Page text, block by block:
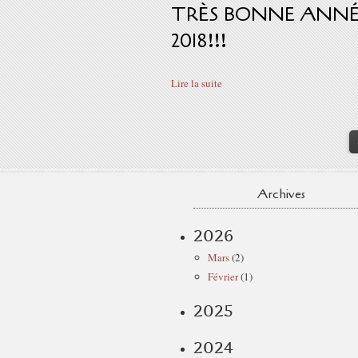
TRÈS BONNE
2018!!!
Lire la suite
Archives
2026
Mars(2)
Février(1)
2025
2024